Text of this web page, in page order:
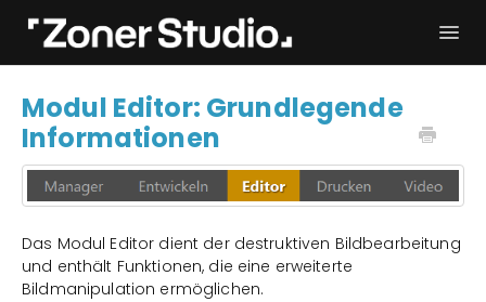
Bedienungsanleitung
Modul Editor: Grundlegende
Informationen
Das Modul Editor dient der destruktiven Bildbearbeitung
und enthält Funktionen, die eine erweiterte
Bildmanipulation ermöglichen.